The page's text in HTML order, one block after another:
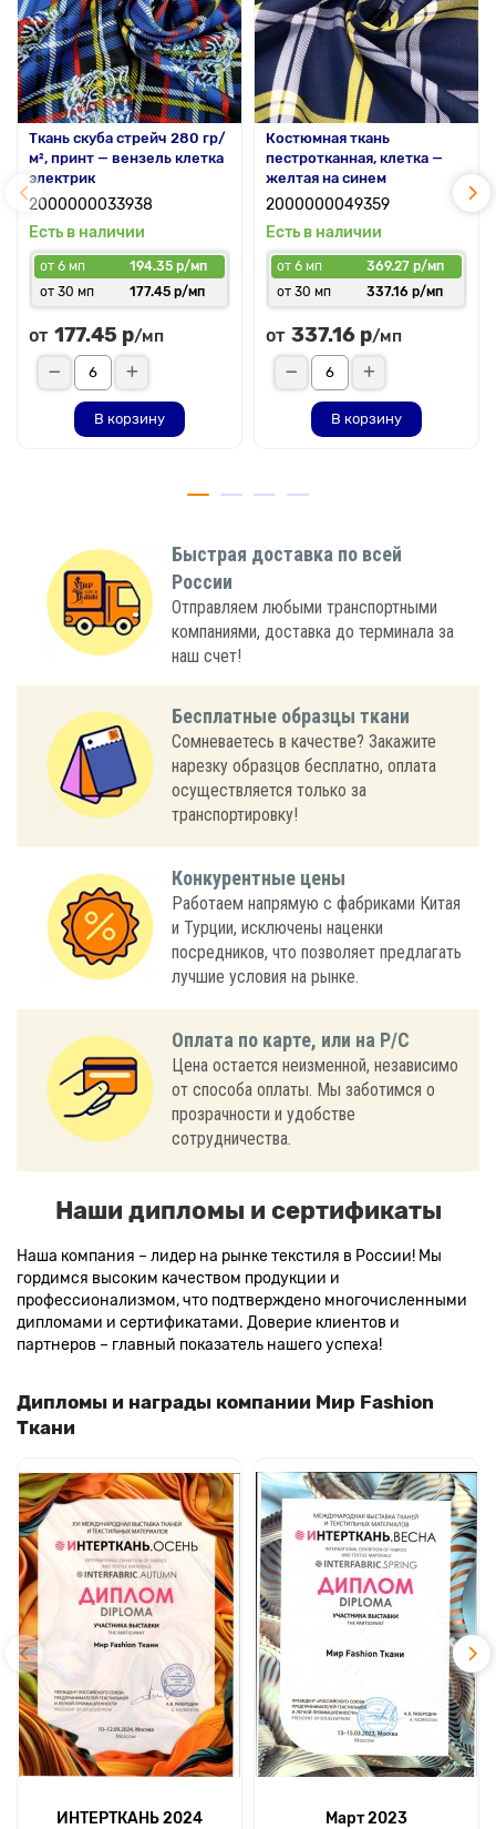
Ткань скуба стрейч 280 гр/
м², принт — вензель клетка
электрик
2000000033938
Есть в наличии
от 6 мп
194.35 р/мп
от 30 мп
177.45 р/мп
от 177.45 р/мп
В корзину
Костюмная ткань
пестротканная, клетка —
желтая на синем
2000000049359
Есть в наличии
от 6 мп
369.27 р/мп
от 30 мп
337.16 р/мп
от 337.16 р/мп
В корзину
Быстрая доставка по всей
России
Отправляем любыми транспортными
компаниями, доставка до терминала за
наш счет!
Бесплатные образцы ткани
Сомневаетесь в качестве? Закажите
нарезку образцов бесплатно, оплата
осуществляется только за
транспортировку!
Конкурентные цены
Работаем напрямую с фабриками Китая
и Турции, исключены наценки
посредников, что позволяет предлагать
лучшие условия на рынке.
Оплата по карте, или на Р/С
Цена остается неизменной, независимо
от способа оплаты. Мы заботимся о
прозрачности и удобстве
сотрудничества.
Наши дипломы и сертификаты
Наша компания – лидер на рынке текстиля в России! Мы
гордимся высоким качеством продукции и
профессионализмом, что подтверждено многочисленными
дипломами и сертификатами. Доверие клиентов и
партнеров – главный показатель нашего успеха!
Дипломы и награды компании Мир Fashion
Ткани
ИНТЕРТКАНЬ 2024 Март 2023